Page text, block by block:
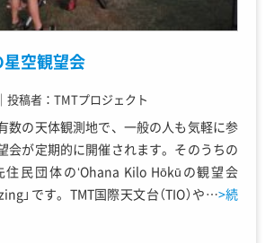
空観望会
｜ 投稿者：TMTプロジェクト
数の天体観測地で、一般の人も気軽に参
会が定期的に開催されます。そのうちの
民団体のʻOhana Kilo Hōkūの観望会
」です。TMT国際天文台（TIO）や…>続